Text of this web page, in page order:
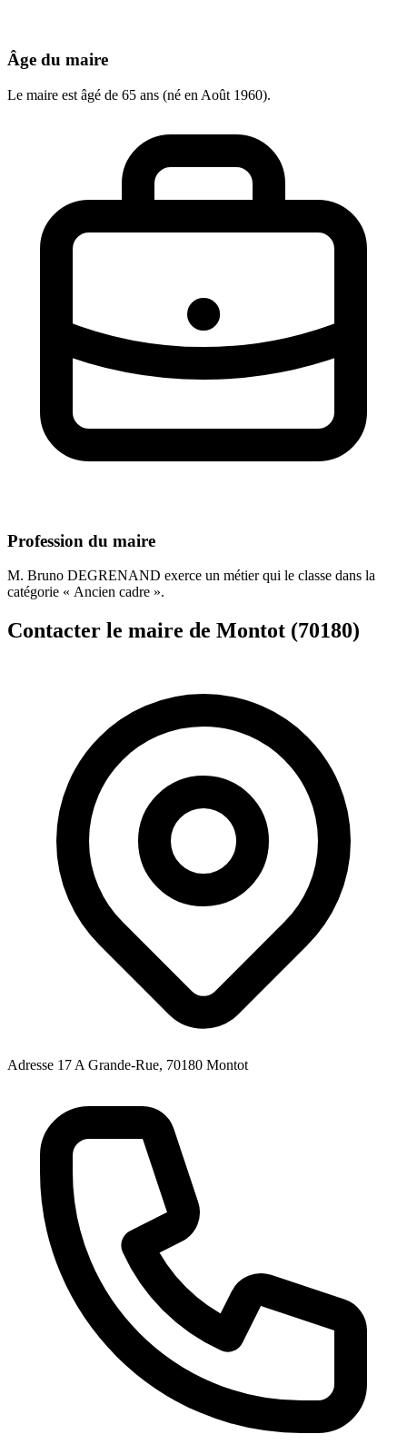
Âge du maire
Le maire est âgé de 65 ans (né en Août 1960).
Profession du maire
M. Bruno DEGRENAND exerce un métier qui le classe dans la
catégorie « Ancien cadre ».
Contacter le maire de Montot (70180)
Adresse 17 A Grande-Rue, 70180 Montot